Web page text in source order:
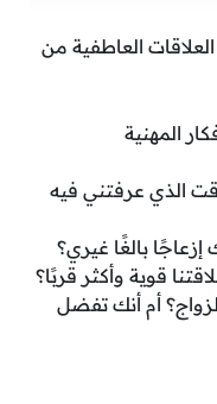
العلاقات العاطفية من
المهنية
الذي عرفتني فيه
بالغًا غيري؟
قوية وأكثر قربًا؟
أم أنك تفضل